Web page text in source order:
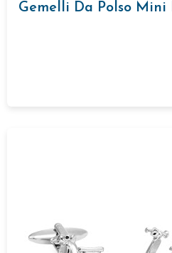
Gemelli Da Polso Mini